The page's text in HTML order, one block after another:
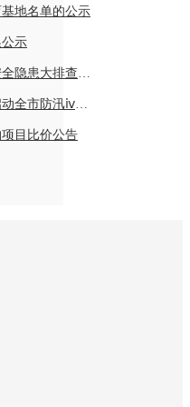
地名单的公示
示
关于开展户外广告（招牌）安全隐患大排查倡议书
娄底市防汛抗旱指挥部关于启动全市防汛ⅳ级应急响应的紧急通知
目比价公告